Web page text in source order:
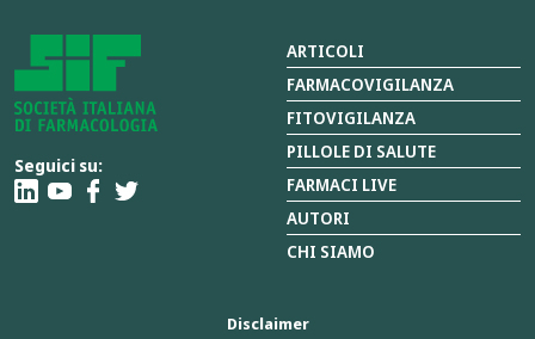
Seguici su:
Disclaimer
ARTICOLI
FARMACOVIGILANZA
FITOVIGILANZA
PILLOLE DI SALUTE
FARMACI LIVE
AUTORI
CHI SIAMO